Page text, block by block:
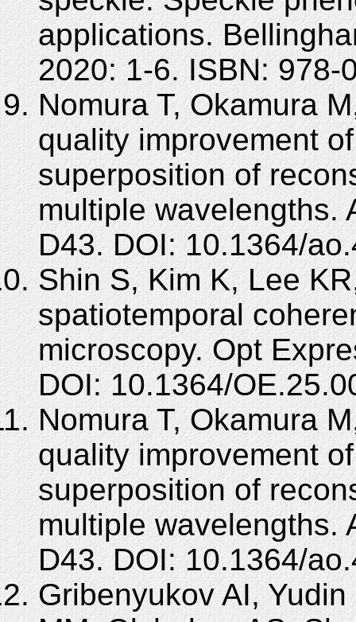
applications.
2020: 1-6. ISBN: 978-
Nomura T, Okamura
quality improvement
superposition of
multiple wavelengths.
D43. DOI: 10.1364/
Shin S, Kim K, Lee
spatiotemporal
microscopy. Opt
DOI: 10.1364/
Nomura T, Okamura
quality improvement
superposition of
multiple wavelengths.
D43. DOI: 10.1364/
Gribenyukov AI,